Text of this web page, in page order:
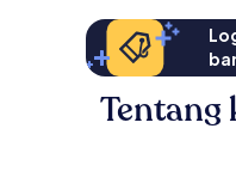
Tentang